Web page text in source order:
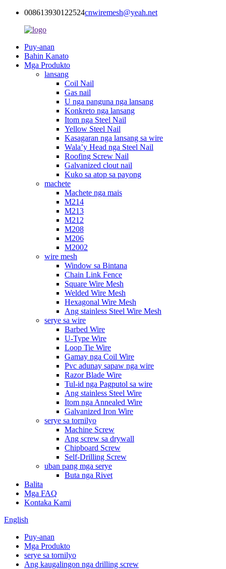
008613930122524cnwiremesh@yeah.net
Puy-anan
Bahin Kanato
Mga Produkto
lansang
Coil Nail
Gas nail
U nga panguna nga lansang
Konkreto nga lansang
Itom nga Steel Nail
Yellow Steel Nail
Kasagaran nga lansang sa wire
Wala’y Head nga Steel Nail
Roofing Screw Nail
Galvanized clout nail
Kuko sa atop sa payong
machete
Machete nga mais
M214
M213
M212
M208
M206
M2002
wire mesh
Window sa Bintana
Chain Link Fence
Square Wire Mesh
Welded Wire Mesh
Hexagonal Wire Mesh
Ang stainless Steel Wire Mesh
serye sa wire
Barbed Wire
U-Type Wire
Loop Tie Wire
Gamay nga Coil Wire
Pvc adunay sapaw nga wire
Razor Blade Wire
Tul-id nga Pagputol sa wire
Ang stainless Steel Wire
Itom nga Annealed Wire
Galvanized Iron Wire
serye sa tornilyo
Machine Screw
Ang screw sa drywall
Chipboard Screw
Self-Drilling Screw
uban pang mga serye
Buta nga Rivet
Balita
Mga FAQ
Kontaka Kami
English
Puy-anan
Mga Produkto
serye sa tornilyo
Ang kaugalingon nga drilling screw